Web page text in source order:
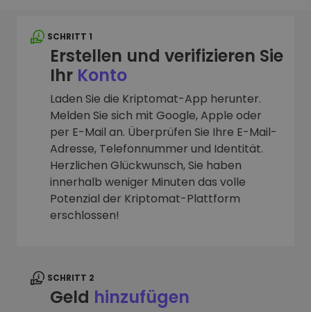
SCHRITT 1
Erstellen und verifizieren Sie
Ihr Konto
Laden Sie die Kriptomat-App herunter.
Melden Sie sich mit Google, Apple oder
per E-Mail an. Überprüfen Sie Ihre E-Mail-
Adresse, Telefonnummer und Identität.
Herzlichen Glückwunsch, Sie haben
innerhalb weniger Minuten das volle
Potenzial der Kriptomat-Plattform
erschlossen!
SCHRITT 2
Geld hinzufügen